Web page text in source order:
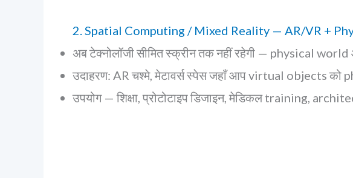
2. Spatial Computing / Mixed Reality — AR/VR +
अब टेक्नोलॉजी सीमित स्क्रीन तक नहीं रहेगी — physical
उदाहरण: AR चश्मे, मेटावर्स स्पेस जहाँ आप virtual objects को
उपयोग — शिक्षा, प्रोटोटाइप डिजाइन, मेडिकल training,